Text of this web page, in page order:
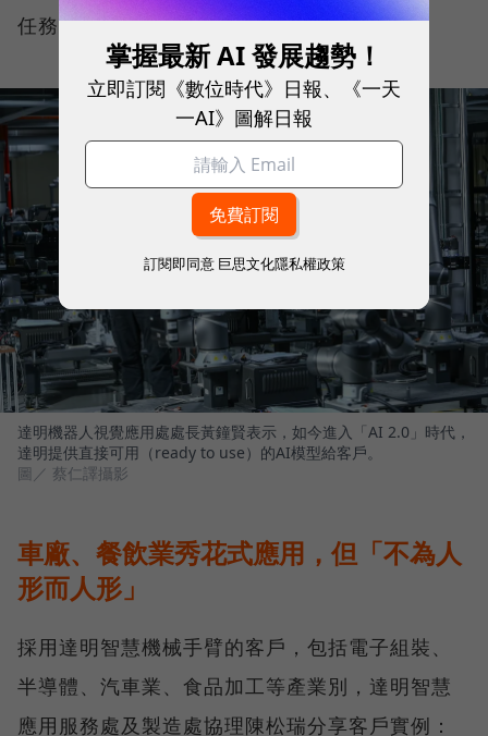
任務。
達明機器人視覺應用處處長黃鐘賢表示，如今進入「AI 2.0」時代，
達明提供直接可用（ready to use）的AI模型給客戶。
圖／ 蔡仁譯攝影
車廠、餐飲業秀花式應用，但「不為人
形而人形」
採用達明智慧機械手臂的客戶，包括電子組裝、
半導體、汽車業、食品加工等產業別，達明智慧
應用服務處及製造處協理陳松瑞分享客戶實例：
掌握最新 AI 發展趨勢！
立即訂閱《數位時代》日報、《一天
一AI》圖解日報
訂閱即同意 巨思文化隱私權政策